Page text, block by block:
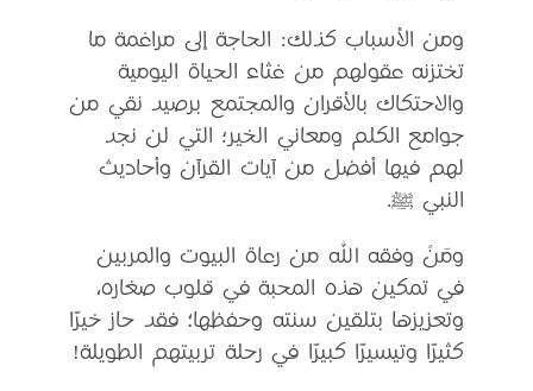
ومن الأسباب كذلك: الحاجة إلى مراغمة ما
تختزنه عقولهم من غثاء الحياة اليومية
والاحتكاك بالأقران والمجتمع برصيد نقي من
جوامع الكلم ومعاني الخير؛ التي لن نجد
لهم فيها أفضل من آيات القرآن وأحاديث
النبي ﷺ.
ومَنْ وفقه الله من رعاة البيوت والمربين
في تمكين هذه المحبة في قلوب صغاره،
وتعزيزها بتلقين سنته وحفظها؛ فقد حاز خيرًا
كثيرًا وتيسيرًا كبيرًا في رحلة تربيتهم الطويلة!